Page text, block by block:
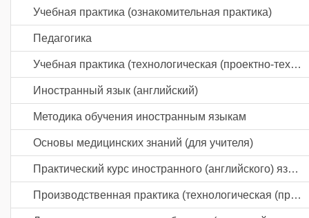
Учебная практика (ознакомительная практика)
Педагогика
Учебная практика (технологическая (проектно-технологическая) практика)
Иностранный язык (английский)
Методика обучения иностранным языкам
Основы медицинских знаний (для учителя)
Практический курс иностранного (английского) языка
Производственная практика (технологическая (проектно-технологическая) практика)